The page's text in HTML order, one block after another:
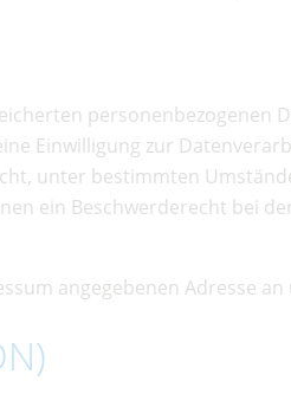
personenbezogenen
Einwilligung zur
unter bestimmten
ein Beschwerderecht bei
angegebenen Adresse an